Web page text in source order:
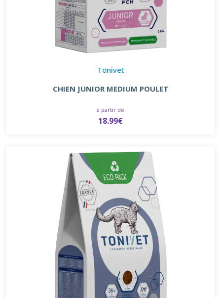
Tonivet
CHIEN JUNIOR MEDIUM POULET
à partir de
18.99€